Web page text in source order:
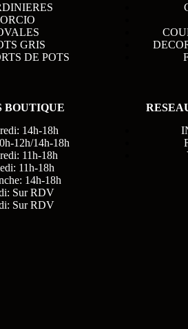
ORCIO
GRIS
DE POTS
BOUTIQUE
14h-18h
12h/14h-18h
11h-18h
11h-18h
14h-18h
Sur RDV
Sur RDV